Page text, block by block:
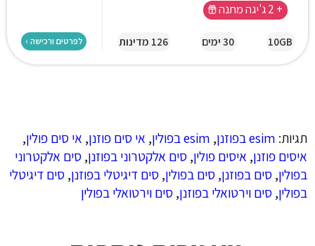
+ 2 ג'יגה מתנה
10GB 30 ימים 126 מדינות לפרטים ורכישה ›
תגיות: esim בפוזנן , esim בפולין , אי סים פוזנן, אי סים פולין,
איסים פוזנן, איסים פולין,סים אלקטרוני בפוזנן,סים אלקטרוני
בפולין,סים בפוזנן,סים בפולין,סים דיגיטלי בפוזנן,סים דיגיטלי
בפולין,סים וירטואלי בפוזנן,סים וירטואלי בפולין